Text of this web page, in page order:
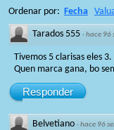
Ordenar por: Fecha
Tarados 555 ·hace 96
Tivemos 5 clarisas eles 3.
Quen marca gana, bo
Responder
Belvetiano ·hace 96